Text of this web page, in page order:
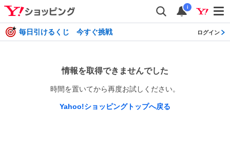
i
毎日引けるくじ 今すぐ挑戦 ログイン
情報を取得できませんでした
時間を置いてから再度お試しください。
Yahoo!ショッピングトップへ戻る